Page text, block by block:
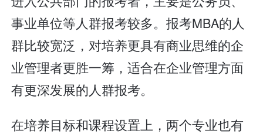
事业单位等人群报考较多。报考MBA的人
群比较宽泛，对培养更具有商业思维的企
业管理者更胜一筹，适合在企业管理方面
有更深发展的人群报考。
在培养目标和课程设置上，两个专业也有